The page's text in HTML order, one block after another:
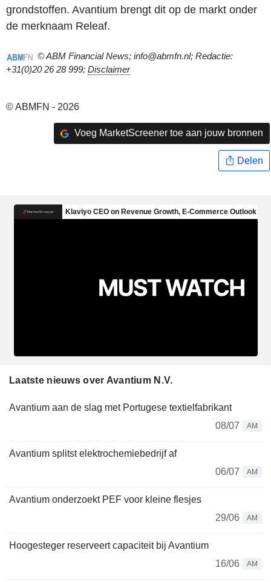
grondstoffen. Avantium brengt dit op de markt onder
de merknaam Releaf.
© ABM Financial News; info@abmfn.nl; Redactie:
+31(0)20 26 28 999; Disclaimer
© ABMFN - 2026
Voeg MarketScreener toe aan jouw bronnen
Delen
Laatste nieuws over Avantium N.V.
Avantium aan de slag met Portugese textielfabrikant
08/07
AM
Avantium splitst elektrochemiebedrijf af
06/07
AM
Avantium onderzoekt PEF voor kleine flesjes
29/06
AM
Hoogesteger reserveert capaciteit bij Avantium
16/06
AM